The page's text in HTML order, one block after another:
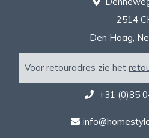
2514
Den Haag,
Voor retouradres zie het
+31 (0)85